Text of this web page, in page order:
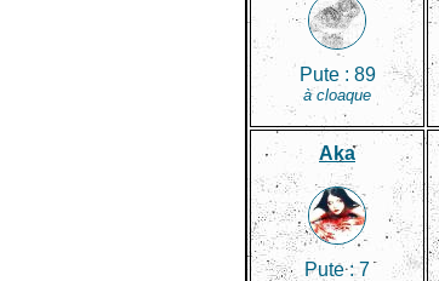
Pute : 89
à cloaque
Aka
Pute :7